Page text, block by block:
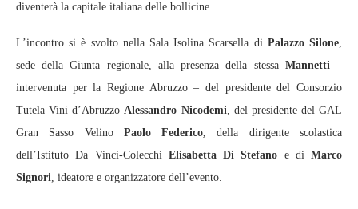
diventerà la capitale italiana delle bollicine.
L’incontro si è svolto nella Sala Isolina Scarsella di Palazzo Silone,
sede della Giunta regionale, alla presenza della stessa Mannetti–
intervenuta per la Regione Abruzzo – del presidente del Consorzio
Tutela Vini d’AbruzzoAlessandro Nicodemi, del presidente del GAL
Gran Sasso Velino Paolo Federico, della dirigente scolastica
dell’Istituto Da Vinci‑ColecchiElisabetta Di Stefano e di Marco
Signori, ideatore e organizzatore dell’evento.